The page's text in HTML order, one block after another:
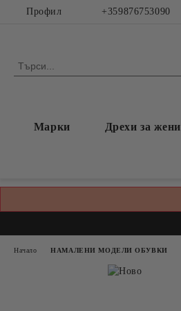
Профил +359876753090
Марки Дрехи за жени
Начало НАМАЛЕНИ МОДЕЛИ ОБУВКИ